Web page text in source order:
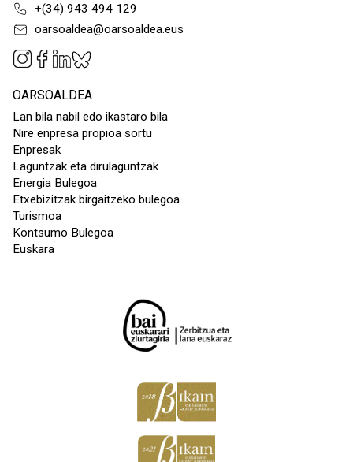
+(34) 943 494 129
oarsoaldea@oarsoaldea.eus
OARSOALDEA
Lan bila nabil edo ikastaro bila
Nire enpresa propioa sortu
Enpresak
Laguntzak eta dirulaguntzak
Energia Bulegoa
Etxebizitzak birgaitzeko bulegoa
Turismoa
Kontsumo Bulegoa
Euskara